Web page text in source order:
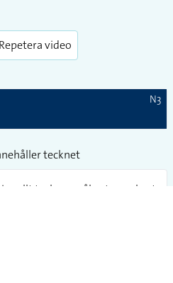
Repetera video
N3
tecknet
teckenspråk, utan enbart